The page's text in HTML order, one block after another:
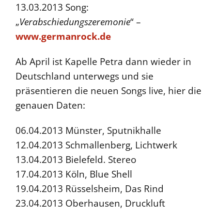
13.03.2013 Song:
„Verabschiedungszeremonie“ –
www.germanrock.de
Ab April ist Kapelle Petra dann wieder in
Deutschland unterwegs und sie
präsentieren die neuen Songs live, hier die
genauen Daten:
06.04.2013 Münster, Sputnikhalle
12.04.2013 Schmallenberg, Lichtwerk
13.04.2013 Bielefeld. Stereo
17.04.2013 Köln, Blue Shell
19.04.2013 Rüsselsheim, Das Rind
23.04.2013 Oberhausen, Druckluft